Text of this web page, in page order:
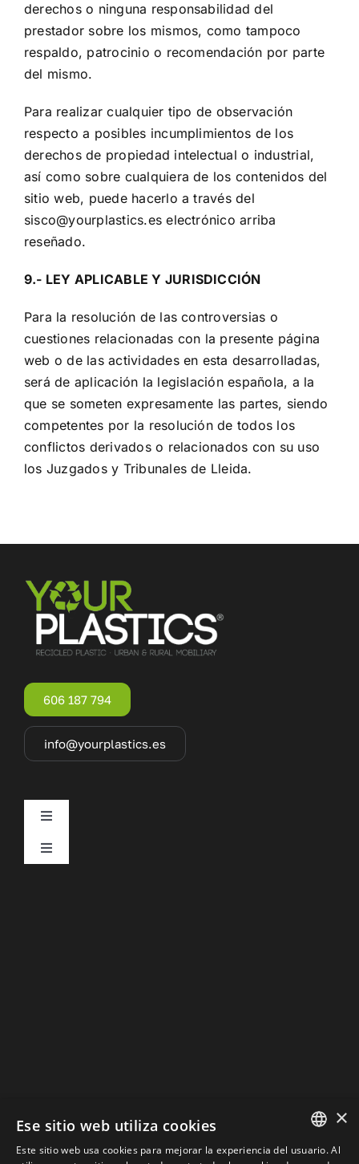
derechos o ninguna responsabilidad del
prestador sobre los mismos, como tampoco
respaldo, patrocinio o recomendación por parte
del mismo.
Para realizar cualquier tipo de observación
respecto a posibles incumplimientos de los
derechos de propiedad intelectual o industrial,
así como sobre cualquiera de los contenidos del
sitio web, puede hacerlo a través del
sisco@yourplastics.es electrónico arriba
reseñado.
9.- LEY APLICABLE Y JURISDICCIÓN
Para la resolución de las controversias o
cuestiones relacionadas con la presente página
web o de las actividades en esta desarrolladas,
será de aplicación la legislación española, a la
que se someten expresamente las partes, siendo
competentes por la resolución de todos los
conflictos derivados o relacionados con su uso
los Juzgados y Tribunales de Lleida.
606 187 794
info@yourplastics.es
Toggle
Navigation
Aviso Legal
Toggle
SPANISH
×
Ese sitio web utiliza cookies
Este sitio web usa cookies para mejorar la experiencia del usuario. Al